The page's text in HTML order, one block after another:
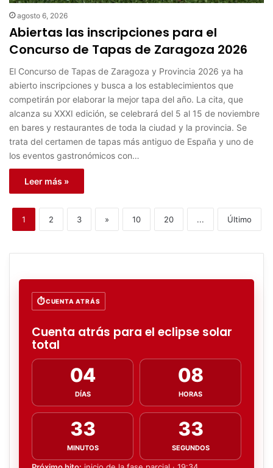
agosto 6, 2026
Abiertas las inscripciones para el
Concurso de Tapas de Zaragoza 2026
El Concurso de Tapas de Zaragoza y Provincia 2026 ya ha
abierto inscripciones y busca a los establecimientos que
competirán por elaborar la mejor tapa del año. La cita, que
alcanza su XXXI edición, se celebrará del 5 al 15 de noviembre
en bares y restaurantes de toda la ciudad y la provincia. Se
trata del certamen de tapas más antiguo de España y uno de
los eventos gastronómicos con…
Leer más »
1 2 3 » 10 20 ... Último
CUENTA ATRÁS
Cuenta atrás para el eclipse solar
total
04
DÍAS
08
HORAS
33
MINUTOS
31
SEGUNDOS